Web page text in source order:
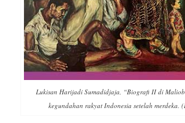
Lukisan Harijadi Sumadidjaja, “Biografi II di
kegundahan rakyat Indonesia setelah merdeka.